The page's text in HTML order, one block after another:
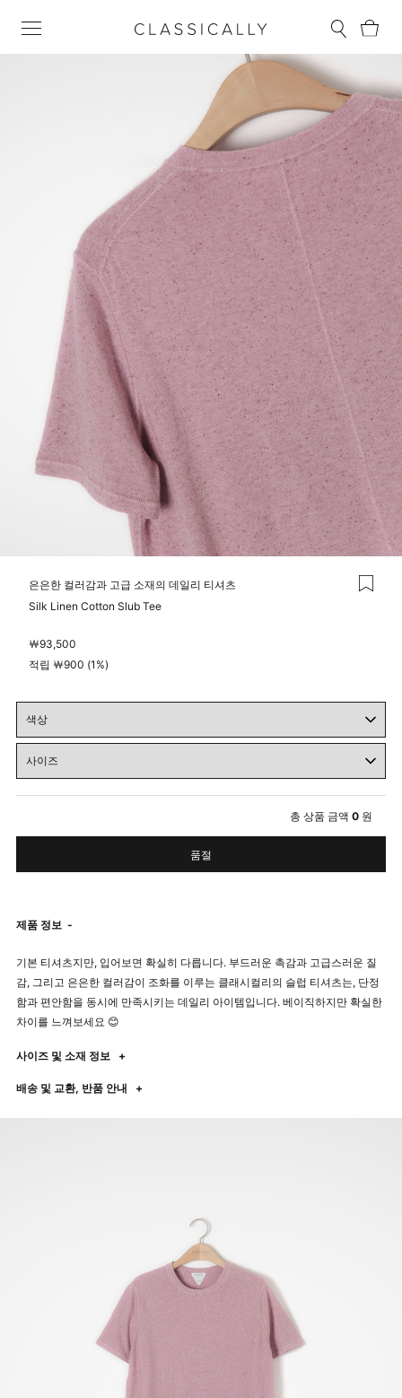
은은한 컬러감과 고급 소재의 데일리 티셔츠
Silk Linen Cotton Slub Tee
￦93,500
적립 ￦900 (1%)
총 상품 금액 0 원
품절
제품 정보 -
기본 티셔츠지만, 입어보면 확실히 다릅니다. 부드러운 촉감과 고급스러운 질
감, 그리고 은은한 컬러감이 조화를 이루는 클래시컬리의 슬럽 티셔츠는, 단정
함과 편안함을 동시에 만족시키는 데일리 아이템입니다. 베이직하지만 확실한
차이를 느껴보세요 😊
사이즈 및 소재 정보 +
배송 및 교환, 반품 안내 +